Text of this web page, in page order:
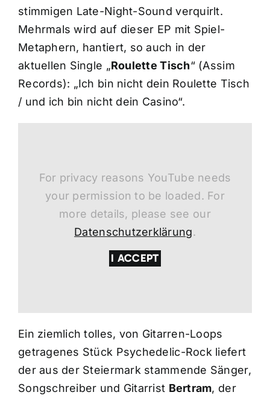
stimmigen Late-Night-Sound verquirlt.
Mehrmals wird auf dieser EP mit Spiel-
Metaphern, hantiert, so auch in der
aktuellen Single „Roulette Tisch“ (Assim
Records): „Ich bin nicht dein Roulette Tisch
/ und ich bin nicht dein Casino“.
For privacy reasons YouTube needs
your permission to be loaded. For
more details, please see our
Datenschutzerklärung.
I ACCEPT
Ein ziemlich tolles, von Gitarren-Loops
getragenes Stück Psychedelic-Rock liefert
der aus der Steiermark stammende Sänger,
Songschreiber und Gitarrist Bertram, der